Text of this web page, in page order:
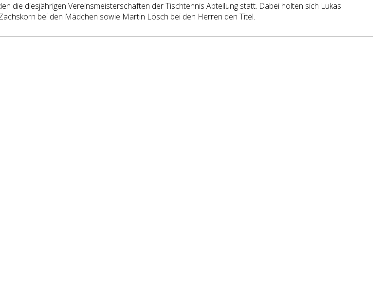
die diesjährigen Vereinsmeisterschaften der Tischtennis Abteilung statt. Dabei holten sich Lukas
bei den Mädchen sowie Martin Lösch bei den Herren den Titel.